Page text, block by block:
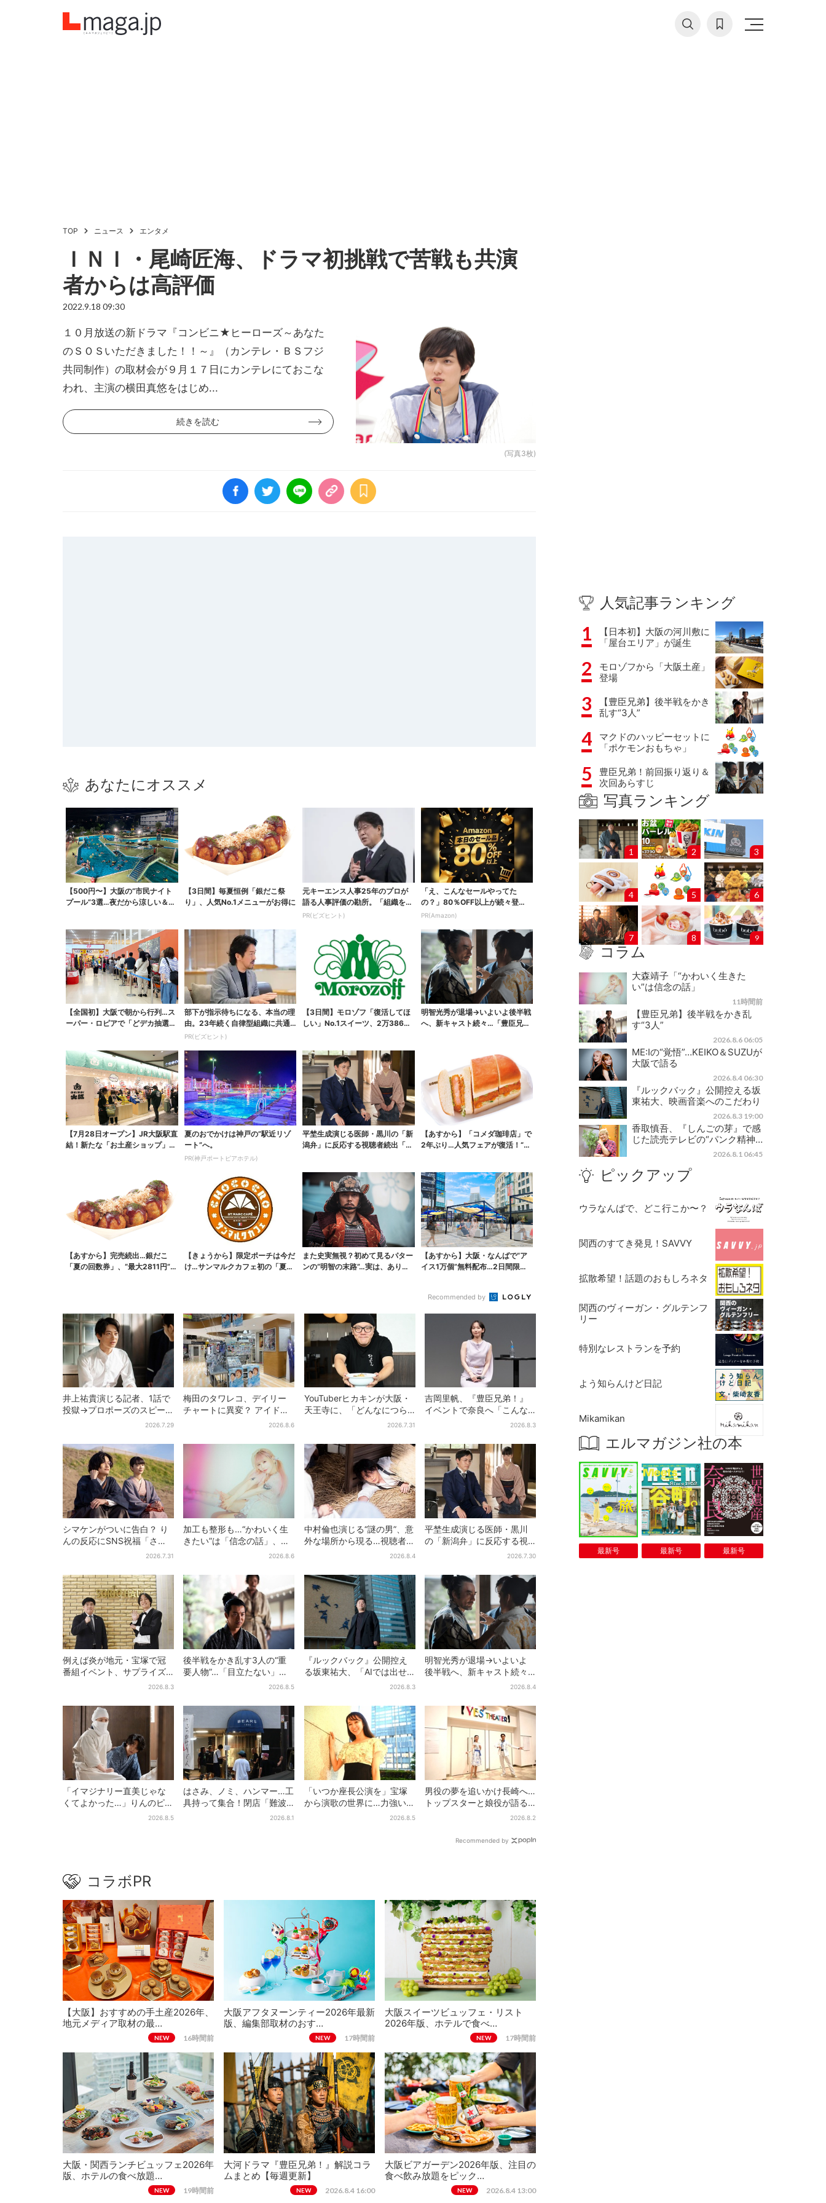
TOP ニュース エンタメ
ＩＮＩ・尾崎匠海、ドラマ初挑戦で苦戦も共演
者からは高評価
2022.9.18 09:30
(写真3枚)
１０月放送の新ドラマ『コンビニ★ヒーローズ～あなた
のＳＯＳいただきました！！～』（カンテレ・ＢＳフジ
共同制作）の取材会が９月１７日にカンテレにておこな
われ、主演の横田真悠をはじめ...
続きを読む
あなたにオススメ
【500円〜】大阪の“市民ナイト
プール”3選…夜だから涼しい＆コ
【3日間】毎夏恒例「銀だこ祭
り」、人気No.1メニューがお得に
元キーエンス人事25年のプロが
語る人事評価の勘所。「組織を腐
らせるNG評価」とは...
PR(ビズヒント)
「え、こんなセールやってた
の？」80％OFF以上が続々登
場！Amazonの本気が...
PR(Amazon)
【全国初】大阪で朝から行列…ス
ーパー・ロピアで「どデカ抽選
部下が指示待ちになる、本当の理
由。23年続く自律型組織に共通
する「3つの要素」
PR(ビズヒント)
【3日間】モロゾフ「復活してほ
しい」No.1スイーツ、2万3865
明智光秀が退場→いよいよ後半戦
へ、新キャスト続々…「豊臣兄
【7月28日オープン】JR大阪駅直
結！新たな「お土産ショップ」、
夏のおでかけは神戸の”駅近リゾ
ート”へ。
PR(神戸ポートピアホテル)
平埜生成演じる医師・黒川の「新
潟弁」に反応する視聴者続出「グ
【あすから】「コメダ珈琲店」で
2年ぶり…人気フェアが復活！“ハ
【あすから】完売続出…銀だこ
「夏の回数券」、“最大2811円”お
【きょうから】限定ポーチは今だ
け…サンマルクカフェ初の「夏福
また史実無視？初めて見るパター
ンの“明智の末路”…実は、ありえ
【あすから】大阪・なんばで“ア
イス1万個”無料配布…2日間限定
Recommended by
井上祐貴演じる記者、1話で
投獄→プロポーズのスピー
ド感に視聴者驚き「横沢さ
2026.7.29
梅田のタワレコ、デイリー
チャートに異変？ アイドル
に混じり“マユリカ”が1位
は
2026.8.6
YouTuberヒカキンが大阪・
天王寺に、「どんなにつら
い時でも…」ラーメン愛＆兄
2026.7.31
吉岡里帆、『豊臣兄弟！』
イベントで奈良へ「こんな
に楽しんでもらえてうれし
2026.8.3
シマケンがついに告白？ り
んの反応にSNS祝福「さす
がに伝わったよね？」2026.7.31
加工も整形も…“かわいく生
きたい”は「信念の話」、大
森靖子が新作に込めた思い
2026.8.6
中村倫也演じる“謎の男”、意
外な場所から現る…視聴者歓
喜「こんな登場シーンと2026.8.4
平埜生成演じる医師・黒川
の「新潟弁」に反応する視
聴者続出「グッときた」2026.7.30
例えば炎が地元・宝塚で冠
番組イベント、サプライズ
に会場騒然「まさか本人が
2026.8.3
後半戦をかき乱す3人の“重
要人物”…「目立たない」主
人公・仲野太賀も、モブキ
2026.8.5
『ルックバック』公開控え
る坂東祐大、「AIでは出せ
ない質感がある」映画音楽
2026.8.3
明智光秀が退場→いよいよ
後半戦へ、新キャスト続々…
「豊臣兄弟！」振り返り＆
2026.8.4
「イマジナリー直美じゃな
くてよかった…」りんのピン
チに駆けつける直美、ベス
2026.8.5
はさみ、ノミ、ハンマー…工
具持って集合！閉店「難波
ベアーズ」最終日400人超…
2026.8.1
「いつか座長公演を」宝塚
から演歌の世界に…力強いコ
ブシで聴かせる有沙瞳の目
2026.8.5
男役の夢を追いかけ長崎へ…
トップスターと娘役が語る
「ハウステンボス歌劇団」
2026.8.2
Recommended by
コラボPR
【大阪】おすすめの手土産2026年、
地元メディア取材の最…
NEW 16時間前
大阪アフタヌーンティー2026年最新
版、編集部取材のおす…
NEW 17時間前
大阪スイーツビュッフェ・リスト
2026年版、ホテルで食べ…
NEW 17時間前
大阪・関西ランチビュッフェ2026年
版、ホテルの食べ放題…
NEW 19時間前
大河ドラマ『豊臣兄弟！』解説コラ
ムまとめ【毎週更新】
NEW 2026.8.4 16:00
大阪ビアガーデン2026年版、注目の
食べ飲み放題をピック…
NEW 2026.8.4 13:00
人気記事ランキング
1
【日本初】大阪の河川敷に
「屋台エリア」が誕生
2
モロゾフから「大阪土産」
登場
3
【豊臣兄弟】後半戦をかき
乱す“3人”
4
マクドのハッピーセットに
「ポケモンおもちゃ」
5
豊臣兄弟！前回振り返り＆
次回あらすじ
写真ランキング
1 2 3
4 5 6
7 8 9
コラム
大森靖子「“かわいく生きた
い”は信念の話」
11時間前
【豊臣兄弟】後半戦をかき乱
す“3人”
2026.8.6 06:05
ME:Iの“覚悟”…KEIKO＆SUZUが
大阪で語る
2026.8.4 06:30
『ルックバック』公開控える坂
東祐大、映画音楽へのこだわり
2026.8.3 19:00
香取慎吾、『しんごの芽』で感
じた読売テレビの“パンク精神…
2026.8.1 06:45
ピックアップ
ウラなんばで、どこ行こか〜？
関西のすてき発見！SAVVY
拡散希望！話題のおもしろネタ
関西のヴィーガン・グルテンフ
リー
特別なレストランを予約
よう知らんけど日記
Mikamikan
エルマガジン社の本
最新号 最新号 最新号